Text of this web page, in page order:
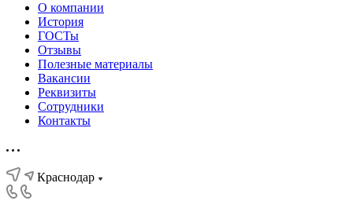
О компании
История
ГОСТы
Отзывы
Полезные материалы
Вакансии
Реквизиты
Сотрудники
Контакты
Краснодар